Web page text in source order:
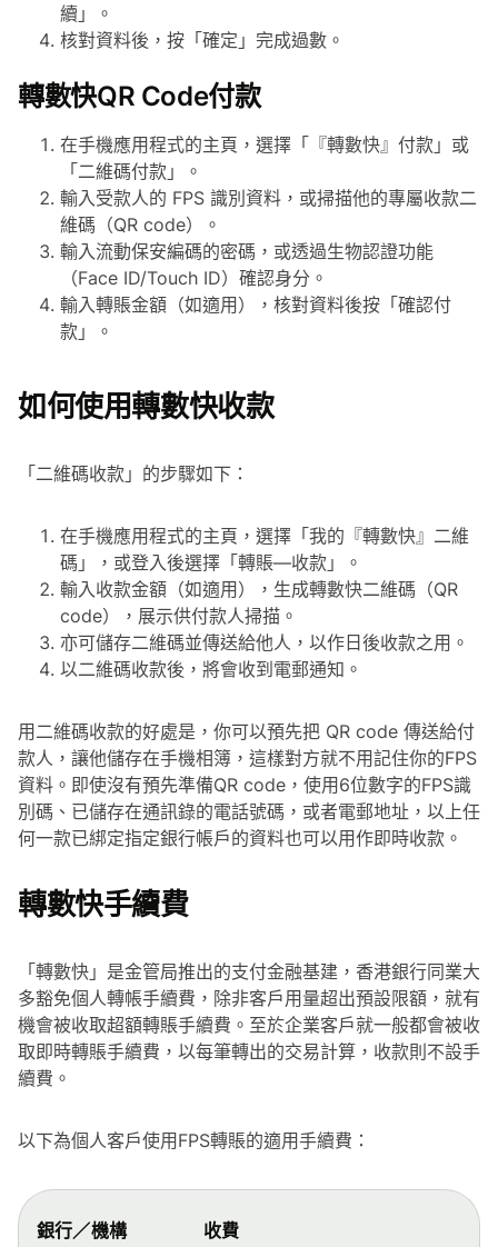
續」。
核對資料後，按「確定」完成過數。
轉數快QR Code付款
在手機應用程式的主頁，選擇「『轉數快』付款」或
「二維碼付款」。
輸入受款人的 FPS 識別資料，或掃描他的專屬收款二
維碼（QR code）。
輸入流動保安編碼的密碼，或透過生物認證功能
（Face ID/Touch ID）確認身分。
輸入轉賬金額（如適用），核對資料後按「確認付
款」。
如何使用轉數快收款
「二維碼收款」的步驟如下：
在手機應用程式的主頁，選擇「我的『轉數快』二維
碼」，或登入後選擇「轉賬—收款」。
輸入收款金額（如適用），生成轉數快二維碼（QR
code），展示供付款人掃描。
亦可儲存二維碼並傳送給他人，以作日後收款之用。
以二維碼收款後，將會收到電郵通知。
用二維碼收款的好處是，你可以預先把 QR code 傳送給付
款人，讓他儲存在手機相簿，這樣對方就不用記住你的FPS
資料。即使沒有預先準備QR code，使用6位數字的FPS識
別碼、已儲存在通訊錄的電話號碼，或者電郵地址，以上任
何一款已綁定指定銀行帳戶的資料也可以用作即時收款。
轉數快手續費
「轉數快」是金管局推出的支付金融基建，香港銀行同業大
多豁免個人轉帳手續費，除非客戶用量超出預設限額，就有
機會被收取超額轉賬手續費。至於企業客戶就一般都會被收
取即時轉賬手續費，以每筆轉出的交易計算，收款則不設手
續費。
以下為個人客戶使用FPS轉賬的適用手續費：
銀行／機構 收費